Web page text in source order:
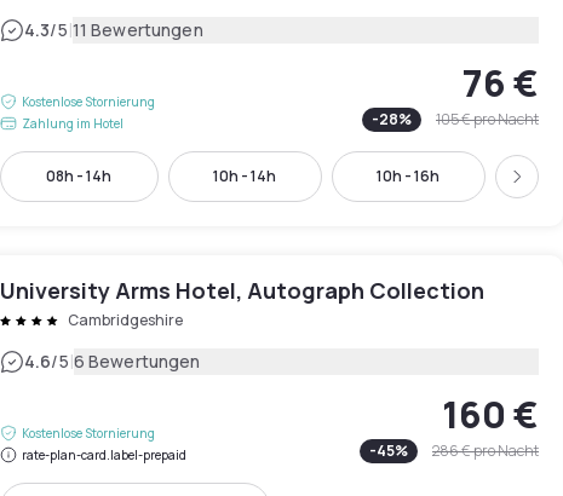
4.3/5|11 Bewertungen
Kostenlose Stornierung
Zahlung im Hotel
76 €
-28% 105 €pro Nacht
08h - 14h 10h - 14h 10h - 16h Weiter
University Arms Hotel, Autograph Collection
Cambridgeshire
4.6/5|6 Bewertungen
Kostenlose Stornierung
rate-plan-card.label-prepaid
160 €
-45% 286 €pro Nacht